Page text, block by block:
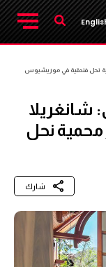
نحل فندقية في موريشيوس
شانغريلا
محمية نحل
شارك